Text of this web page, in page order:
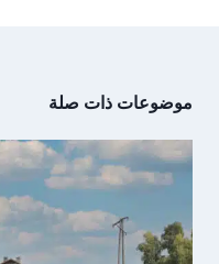
موضوعات ذات صلة